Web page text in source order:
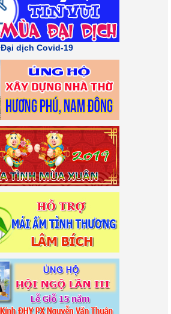
Đại dịch Covid-19